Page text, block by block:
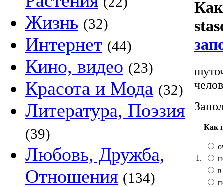
Жизнь (32)
Интернет (44)
Кино, видео (23)
Красота и Мода (32)
Литература, Поэзия
(39)
Любовь, Дружба,
Отношения (134)
1.
Как
в